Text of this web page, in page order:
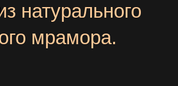
натурального
мрамора.